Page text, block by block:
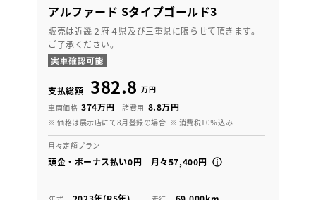
アルファード Sタイプゴールド3
販売は近畿２府４県及び三重県に限らせて頂きます。
ご了承ください。
支払総額 382.8 万円
車両価格 374万円 諸費用 8.8万円
※ 価格は展示店にて8月登録の場合 ※ 消費税10％込み
月々定額プラン
頭金・ボーナス払い0円 月々57,400円